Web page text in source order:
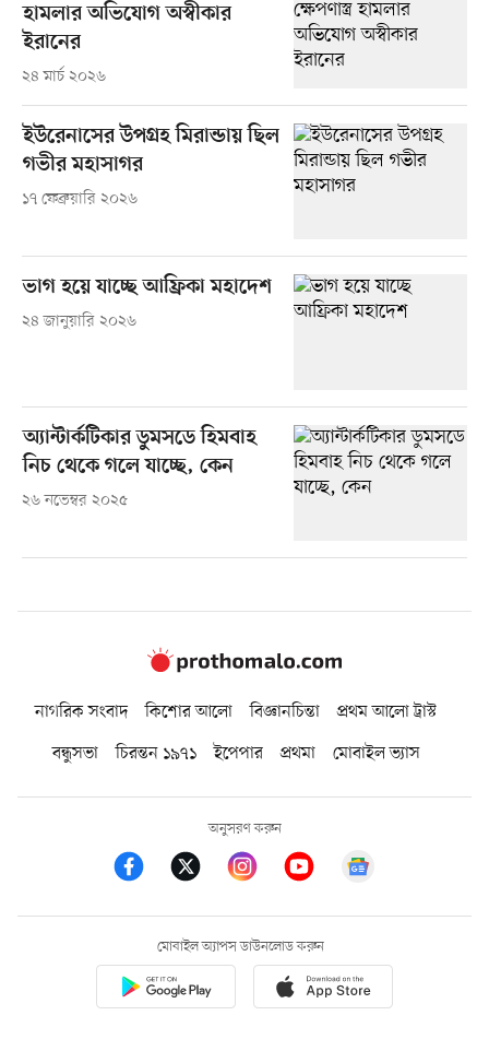
হামলার অভিযোগ অস্বীকার
ইরানের
২৪ মার্চ ২০২৬
ইউরেনাসের উপগ্রহ মিরান্ডায় ছিল
গভীর মহাসাগর
১৭ ফেব্রুয়ারি ২০২৬
ভাগ হয়ে যাচ্ছে আফ্রিকা মহাদেশ
২৪ জানুয়ারি ২০২৬
অ্যান্টার্কটিকার ডুমসডে হিমবাহ
নিচ থেকে গলে যাচ্ছে, কেন
২৬ নভেম্বর ২০২৫
নাগরিক সংবাদ কিশোর আলো বিজ্ঞানচিন্তা
প্রথম আলো ট্রাস্ট
বন্ধুসভা
চিরন্তন ১৯৭১ ইপেপার প্রথমা মোবাইল ভ্যাস
অনুসরণ করুন
মোবাইল অ্যাপস ডাউনলোড করুন